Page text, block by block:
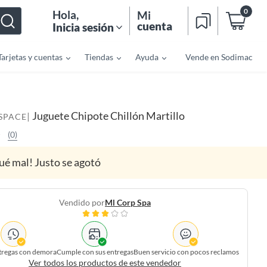
Hola,
Inicia sesión
Mi
cuenta
0
y cuentas Tiendas Ayuda Vende en Sodimac
| Juguete Chipote Chillón Martillo
(0)
mal! Justo se agotó
Vendido porMl Corp Spa
con demoraCumple con sus entregasBuen servicio con pocos reclamos
Ver todos los productos de este vendedor